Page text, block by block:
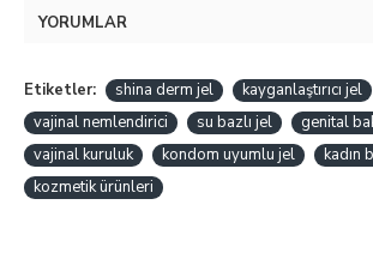
YORUMLAR
Etiketler: shina derm jel kayganlaştırıcı jel
vajinal nemlendirici
su bazlı jel
genital
vajinal kuruluk
kondom uyumlu jel
kadın
kozmetik ürünleri